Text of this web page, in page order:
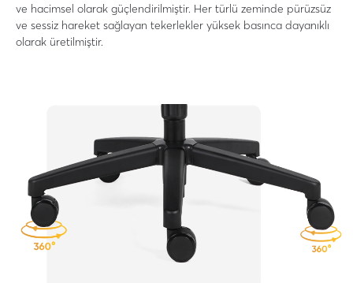
ve hacimsel olarak güçlendirilmiştir. Her türlü zeminde pürüzsüz
ve sessiz hareket sağlayan tekerlekler yüksek basınca dayanıklı
olarak üretilmiştir.